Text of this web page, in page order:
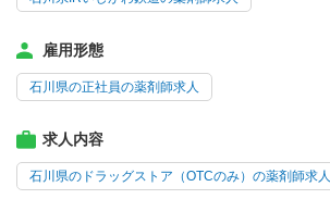
雇用形態
石川県の正社員の薬剤師求人
求人内容
石川県のドラッグストア（OTCのみ）の薬剤師求人